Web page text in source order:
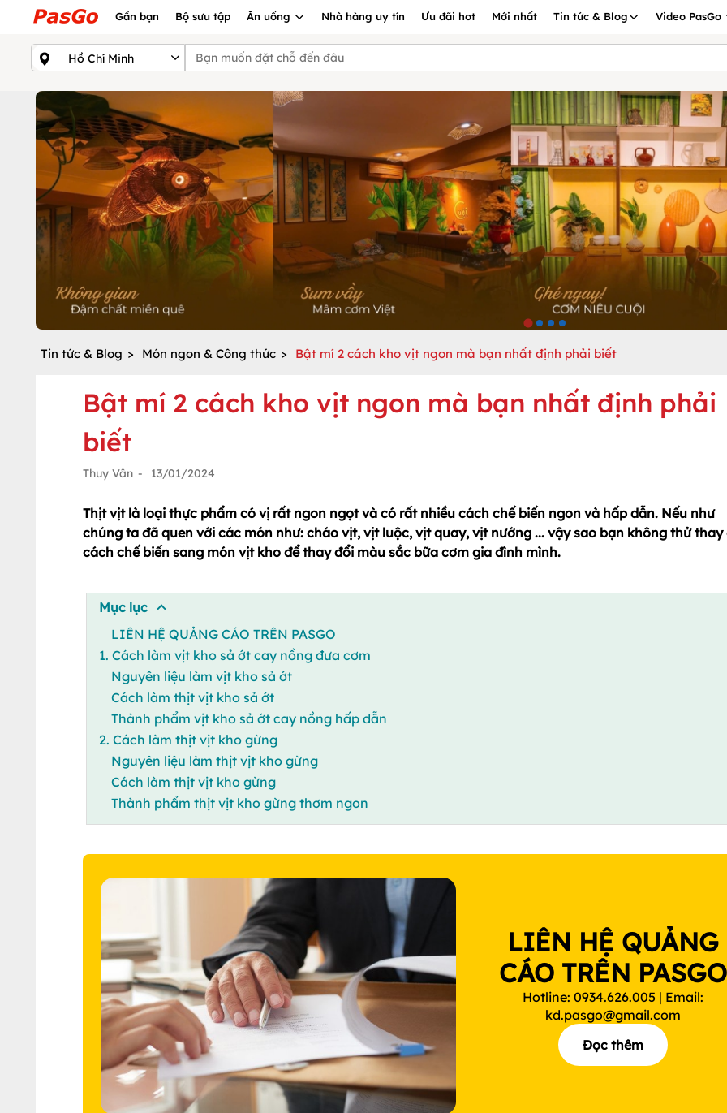
Gần bạn Bộ sưu tập Ăn uống Nhà hàng uy tín Ưu đãi hot Mới nhất Tin tức & Blog Video PasGo
Tin tức & Blog > Món ngon & Công thức > Bật mí 2 cách kho vịt ngon mà bạn nhất định phải biết
Bật mí 2 cách kho vịt ngon mà bạn nhất định phải
biết
Thuy Vân - 13/01/2024
Thịt vịt là loại thực phẩm có vị rất ngon ngọt và có rất nhiều cách chế biến ngon và hấp dẫn. Nếu như
chúng ta đã quen với các món như: cháo vịt, vịt luộc, vịt quay, vịt nướng ... vậy sao bạn không thử thay
cách chế biến sang món vịt kho để thay đổi màu sắc bữa cơm gia đình mình.
Mục lục
LIÊN HỆ QUẢNG CÁO TRÊN PASGO
1. Cách làm vịt kho sả ớt cay nồng đưa cơm
Nguyên liệu làm vịt kho sả ớt
Cách làm thịt vịt kho sả ớt
Thành phẩm vịt kho sả ớt cay nồng hấp dẫn
2. Cách làm thịt vịt kho gừng
Nguyên liệu làm thịt vịt kho gừng
Cách làm thịt vịt kho gừng
Thành phẩm thịt vịt kho gừng thơm ngon
LIÊN HỆ QUẢNG
CÁO TRÊN PASGO
Hotline: 0934.626.005 | Email:
kd.pasgo@gmail.com
Đọc thêm